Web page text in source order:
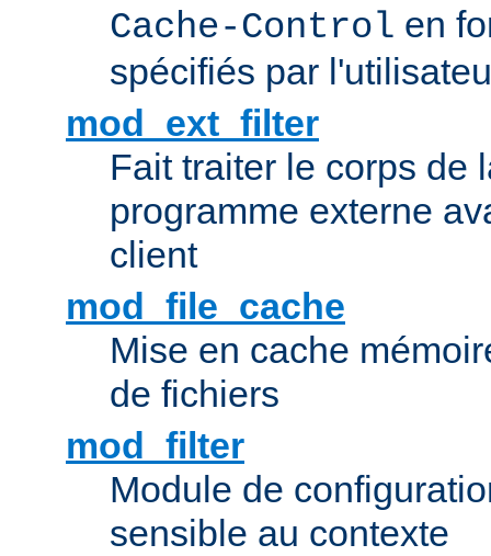
Cache-Control en
spécifiés par
mod_ext_filter
Fait traiter le corps de
programme externe
client
mod_file_cache
Mise en cache
de fichiers
mod_filter
Module de
sensible au contexte